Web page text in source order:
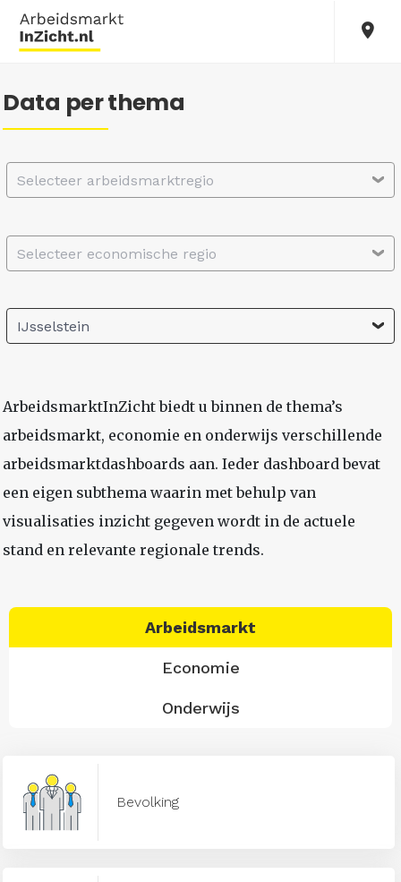
Data per thema
Selecteer arbeidsmarktregio
Selecteer economische regio
IJsselstein
ArbeidsmarktInZicht biedt u binnen de thema’s
arbeidsmarkt, economie en onderwijs verschillende
arbeidsmarktdashboards aan. Ieder dashboard bevat
een eigen subthema waarin met behulp van
visualisaties inzicht gegeven wordt in de actuele
stand en relevante regionale trends.
Arbeidsmarkt
Economie
Onderwijs
Bevolking